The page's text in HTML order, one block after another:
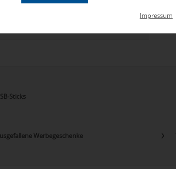
Impressum
Preisen und Produktinformationen kommen.
Preise für Direktimport erhalten Sie auf
Sticks
Werbegeschenke